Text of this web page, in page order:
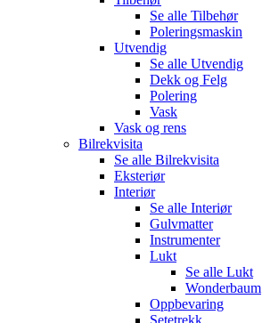
Se alle Tilbehør
Poleringsmaskin
Utvendig
Se alle Utvendig
Dekk og Felg
Polering
Vask
Vask og rens
Bilrekvisita
Se alle Bilrekvisita
Eksteriør
Interiør
Se alle Interiør
Gulvmatter
Instrumenter
Lukt
Se alle Lukt
Wonderbaum
Oppbevaring
Setetrekk